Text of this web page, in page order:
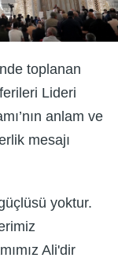
toplanan
Lideri
anlam ve
mesajı
yoktur.
Ali'dir